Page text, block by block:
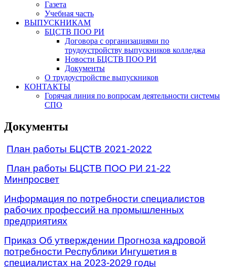
Газета
Учебная часть
ВЫПУСКНИКАМ
БЦСТВ ПОО РИ
Договора с организациями по
трудоустройству выпускников колледжа
Новости БЦСТВ ПОО РИ
Документы
О трудоустройстве выпускников
КОНТАКТЫ
Горячая линия по вопросам деятельности системы
СПО
Документы
План работы БЦСТВ 2021-2022
План работы БЦСТВ ПОО РИ 21-22
Минпросвет
Информация по потребности специалистов
рабочих профессий на промышленных
предприятиях
Приказ Об утверждении Прогноза кадровой
потребности Республики Ингушетия в
специалистах на 2023-2029 годы